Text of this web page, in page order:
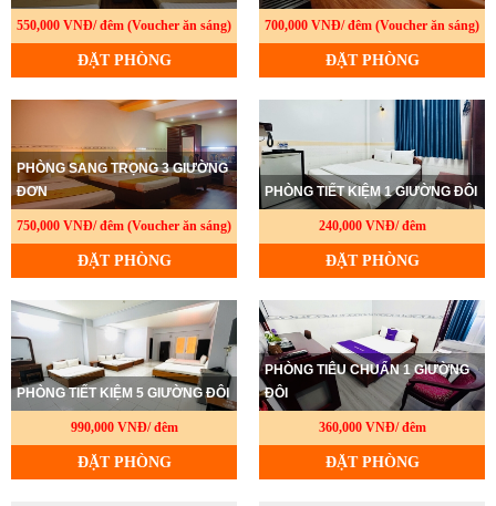
550,000 VNĐ/ đêm (Voucher ăn sáng)
ĐẶT PHÒNG
700,000 VNĐ/ đêm (Voucher ăn sáng)
ĐẶT PHÒNG
PHÒNG SANG TRỌNG 3 GIƯỜNG
ĐƠN
750,000 VNĐ/ đêm (Voucher ăn sáng)
ĐẶT PHÒNG
PHÒNG TIẾT KIỆM 1 GIƯỜNG ĐÔI
240,000 VNĐ/ đêm
ĐẶT PHÒNG
PHÒNG TIẾT KIỆM 5 GIƯỜNG ĐÔI
990,000 VNĐ/ đêm
ĐẶT PHÒNG
PHÒNG TIÊU CHUẨN 1 GIƯỜNG
ĐÔI
360,000 VNĐ/ đêm
ĐẶT PHÒNG